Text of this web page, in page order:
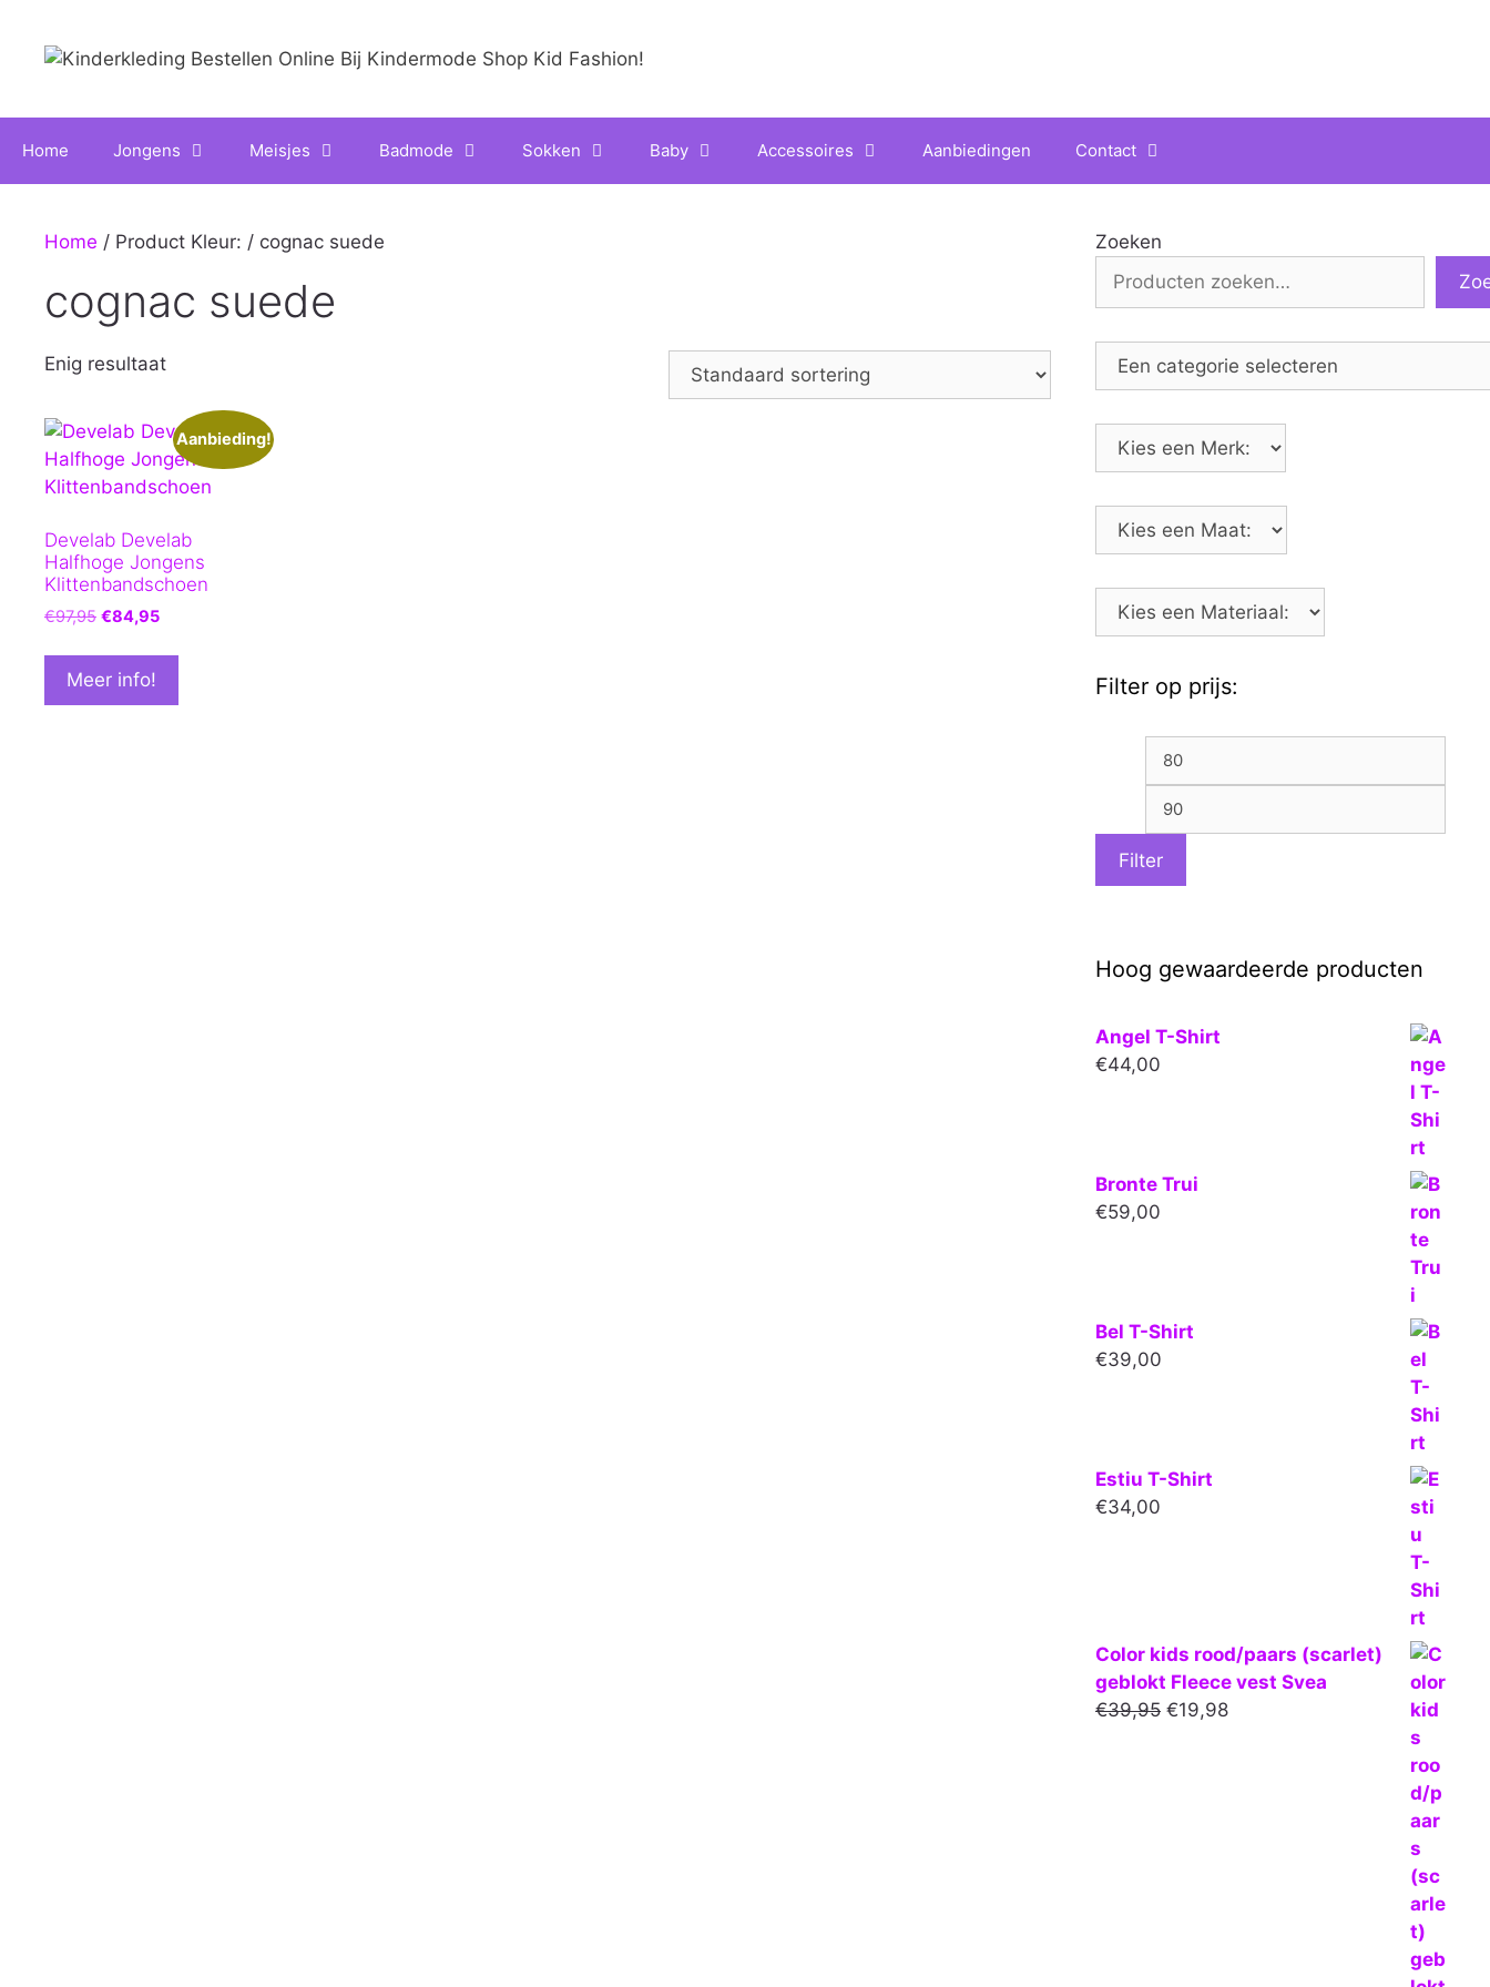
Home Jongens Meisjes Badmode Sokken Baby Accessoires Aanbiedingen Contact
Home / Product Kleur: / cognac suede
cognac suede
Enig resultaat
Aanbieding!
Develab Develab
Halfhoge Jongens
Klittenbandschoen
€97,95 Oorspronkelijke
was:
€97,95.
€84,95Huidige
is:
Meer info!
Zoeken
Een
categorie
Filter op prijs:
Min.
prijs
Filter
Hoog gewaardeerde producten
Angel T-Shirt
€44,00
Bronte Trui
€59,00
Bel T-Shirt
€39,00
Estiu T-Shirt
€34,00
Color kids rood/paars (scarlet)
geblokt Fleece vest Svea
€39,95 Oorspronkelijke
€19,98Huidige